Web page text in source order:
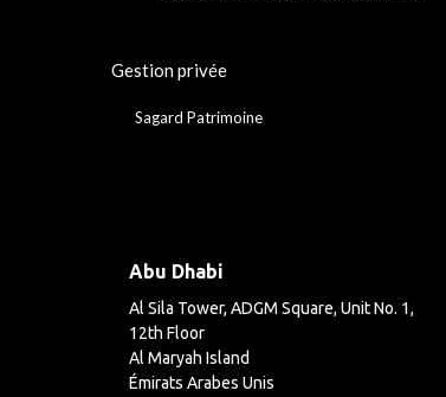
Gestion privée
Sagard Patrimoine
Abu Dhabi
Al Sila Tower, ADGM Square, Unit No. 1,
12th Floor
Al Maryah Island
Émirats Arabes Unis